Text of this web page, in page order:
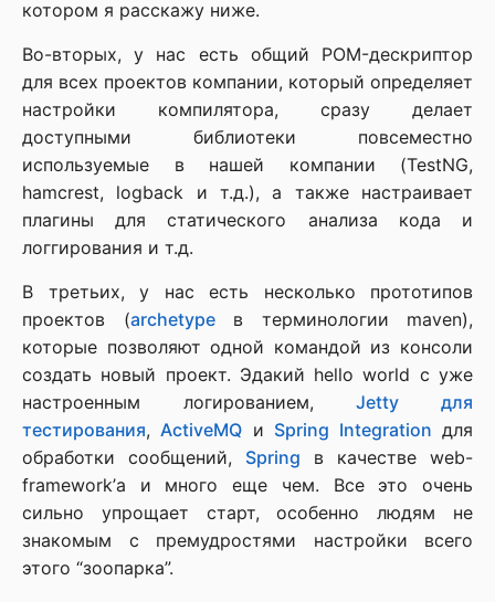
котором я расскажу ниже.
Во-вторых, у нас есть общий POM-дескриптор
для всех проектов компании, который определяет
настройки компилятора, сразу делает
доступными библиотеки повсеместно
используемые в нашей компании (TestNG,
hamcrest, logback и т.д.), а также настраивает
плагины для статического анализа кода и
логгирования и т.д.
В третьих, у нас есть несколько прототипов
проектов (archetypeв терминологии maven),
которые позволяют одной командой из консоли
создать новый проект. Эдакий hello world с уже
настроенным логированием,Jetty для
тестирования, ActiveMQ и Spring Integration для
обработки сообщений, Spring в качестве web-
framework’а и много еще чем. Все это очень
сильно упрощает старт, особенно людям не
знакомым с премудростями настройки всего
этого “зоопарка”.